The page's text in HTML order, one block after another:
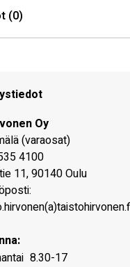
(0)
Oy
(varaosat)
4100
11,90140Oulu
8.30-17